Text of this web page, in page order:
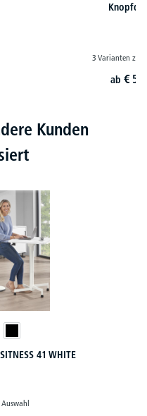
3 Varianten zur
ab € 53,
Kunden
41 WHITE